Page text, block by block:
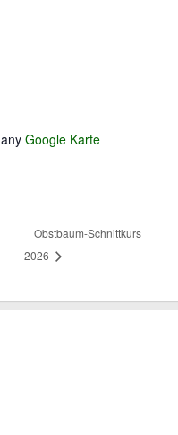
Google Karte
Obstbaum-Schnittkurs
2026